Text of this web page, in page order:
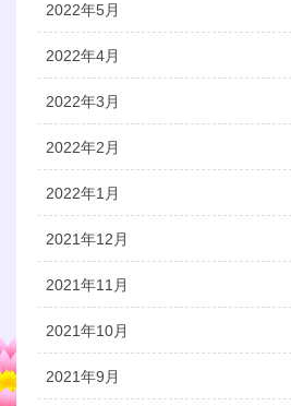
2022年5月
2022年4月
2022年3月
2022年2月
2022年1月
2021年12月
2021年11月
2021年10月
2021年9月